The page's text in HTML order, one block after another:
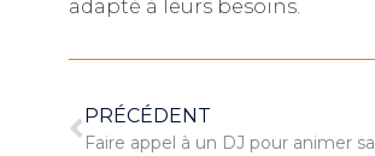
adapté à leurs besoins.
PRÉCÉDENT